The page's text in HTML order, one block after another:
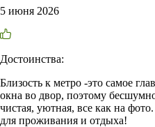
5 июня 2026
Достоинства:
Близость к метро -это самое
окна во двор, поэтому
чистая, уютная, все как на
для проживания и отдыха!